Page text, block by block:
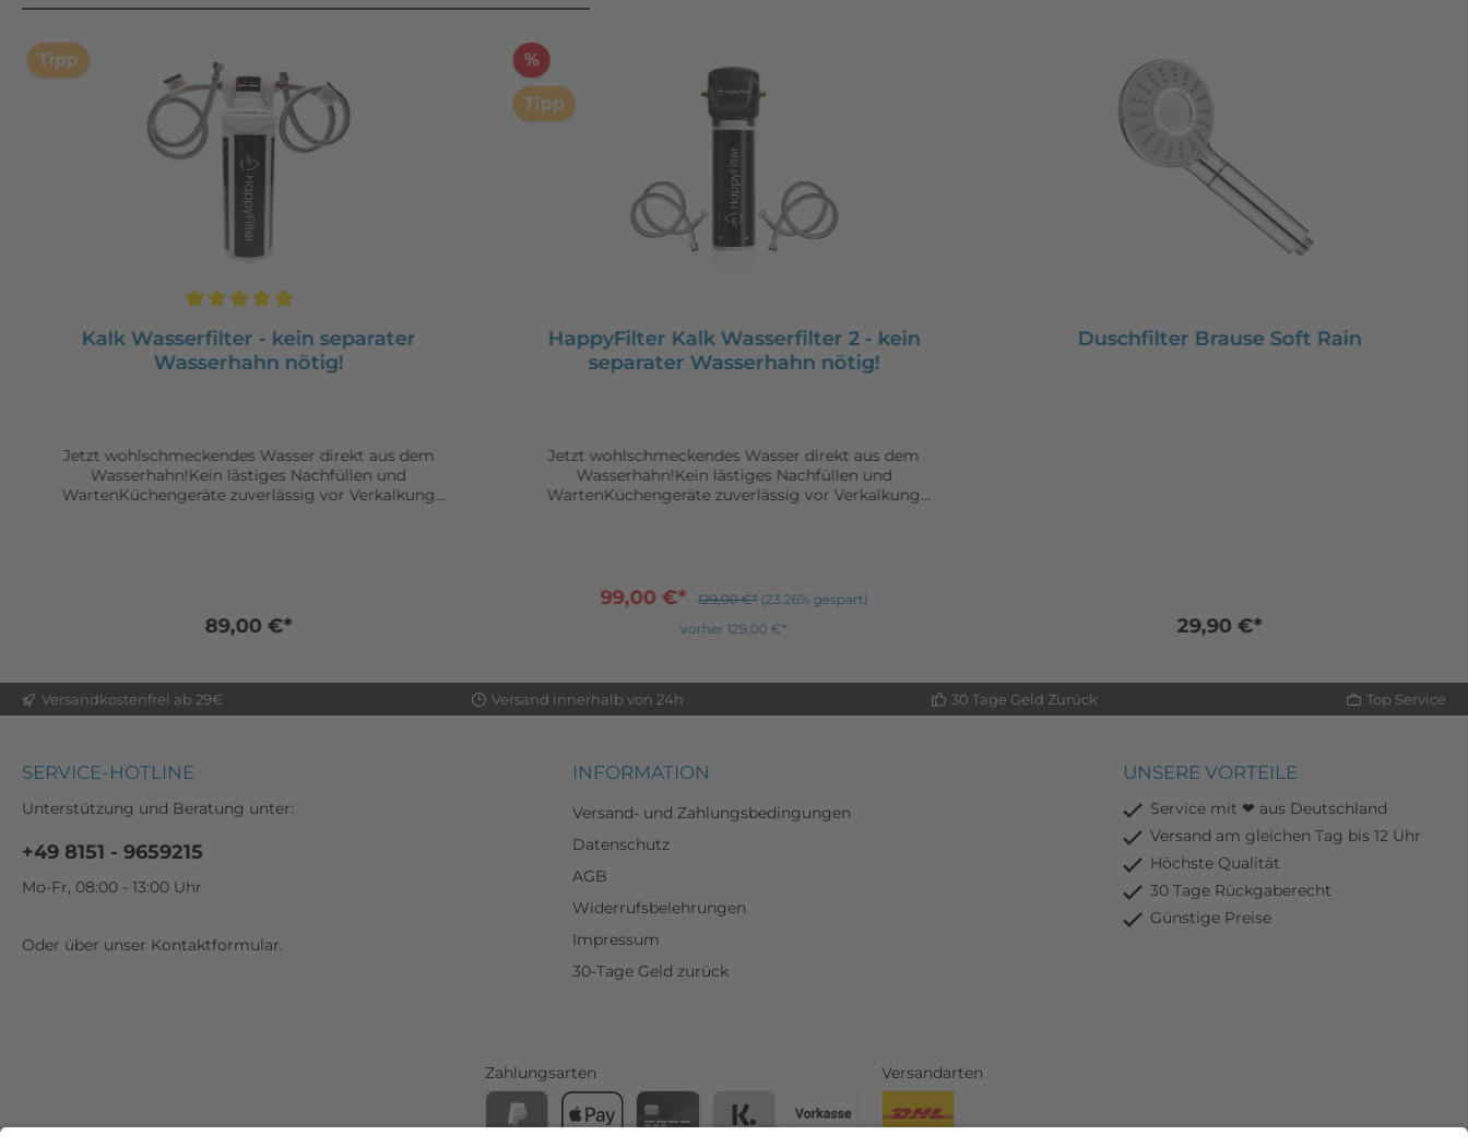
Tipp
Kalk Wasserfilter - kein separater
Wasserhahn nötig!
Jetzt wohlschmeckendes Wasser direkt aus dem
Wasserhahn!Kein lästiges Nachfüllen und
WartenKüchengeräte zuverlässig vor Verkalkung
89,00 €*
%
Tipp
HappyFilter Kalk Wasserfilter 2 - kein
separater Wasserhahn nötig!
Jetzt wohlschmeckendes Wasser direkt aus dem
Wasserhahn!Kein lästiges Nachfüllen und
WartenKüchengeräte zuverlässig vor Verkalkung
99,00 €* 129,00 €* (23.26% gespart)
vorher 129,00 €*
Duschfilter Brause Soft Rain
29,90 €*
Versandkostenfrei ab 29€ Versand innerhalb von 24h 30 Tage Geld Zurück Top Service
SERVICE-HOTLINE
Unterstützung und Beratung unter:
+49 8151 - 9659215
Mo-Fr, 08:00 - 13:00 Uhr
Oder über unser Kontaktformular.
INFORMATION
Versand- und Zahlungsbedingungen
Datenschutz
AGB
Widerrufsbelehrungen
Impressum
30-Tage Geld zurück
UNSERE VORTEILE
Service mit ❤ aus Deutschland
Versand am gleichen Tag bis 12 Uhr
Höchste Qualität
30 Tage Rückgaberecht
Günstige Preise
Zahlungsarten Versandarten